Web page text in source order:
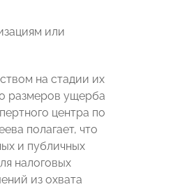
или
на стадии их
размеров ущерба
центра по
полагает, что
и публичных
налоговых
из охвата